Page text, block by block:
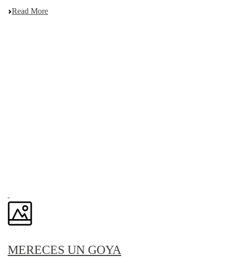
Read More
MERECES UN GOYA